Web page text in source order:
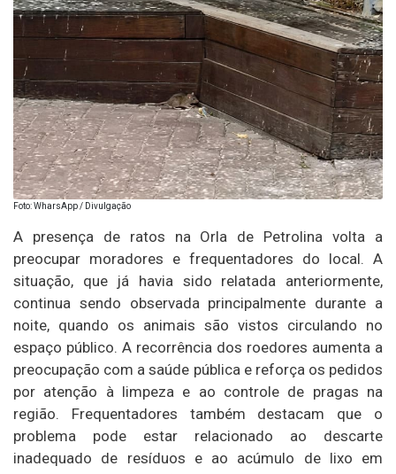
Foto: WharsApp / Divulgação
A presença de ratos na Orla de Petrolina volta a
preocupar moradores e frequentadores do local. A
situação, que já havia sido relatada anteriormente,
continua sendo observada principalmente durante a
noite, quando os animais são vistos circulando no
espaço público. A recorrência dos roedores aumenta a
preocupação com a saúde pública e reforça os pedidos
por atenção à limpeza e ao controle de pragas na
região. Frequentadores também destacam que o
problema pode estar relacionado ao descarte
inadequado de resíduos e ao acúmulo de lixo em